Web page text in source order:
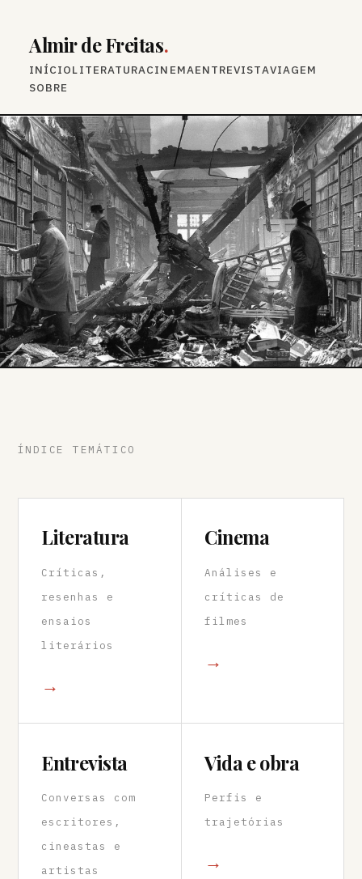
Almir de Freitas.
INÍCIOLITERATURACINEMAENTREVISTAVIAGEM
SOBRE
ÍNDICE TEMÁTICO
Literatura
Críticas,
resenhas e
ensaios
literários
→
Cinema
Análises e
críticas de
filmes
→
Entrevista
Conversas com
escritores,
cineastas e
artistas
Vida e obra
Perfis e
trajetórias
→